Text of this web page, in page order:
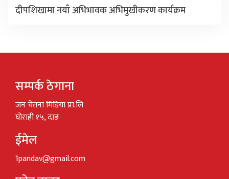
दीपशिखामा नयाँ अभिभावक अभिमुखीकरण कार्यक्रम
सम्पर्क ठेगाना
जन चेतना मिडिया प्रा.लि
घोराही १५, दाङ
ईमेल
1pandav@gmail.com